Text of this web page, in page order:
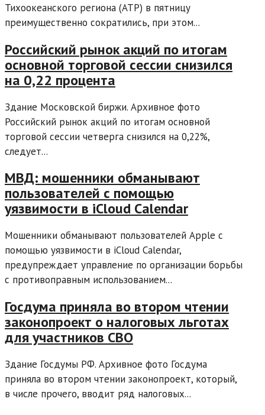
Тихоокеанского региона (АТР) в пятницу
преимущественно сократились, при этом...
Российский рынок акций по итогам
основной торговой сессии снизился
на 0,22 процента
Здание Московской биржи. Архивное фото
Российский рынок акций по итогам основной
торговой сессии четверга снизился на 0,22%,
следует...
МВД: мошенники обманывают
пользователей с помощью
уязвимости в iCloud Calendar
Мошенники обманывают пользователей Apple с
помощью уязвимости в iCloud Calendar,
предупреждает управление по организации борьбы
с противоправным использованием...
Госдума приняла во втором чтении
законопроект о налоговых льготах
для участников СВО
Здание Госдумы РФ. Архивное фото Госдума
приняла во втором чтении законопроект, который,
в числе прочего, вводит ряд налоговых...